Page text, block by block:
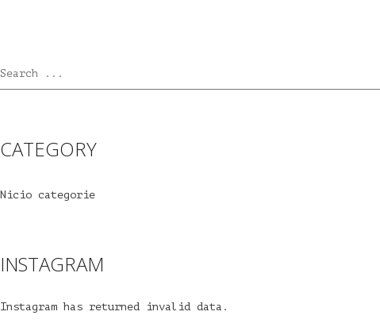
Search ...
CATEGORY
Nicio categorie
INSTAGRAM
Instagram has returned invalid data.